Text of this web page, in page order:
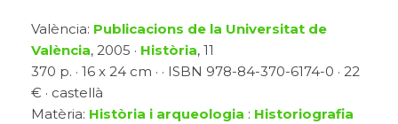
València: Publicacions de la Universitat de
València, 2005 · Història, 11
370 p. · 16 x 24 cm · · ISBN 978-84-370-6174-0 · 22
€ · castellà
Matèria: Història i arqueologia : Historiografia